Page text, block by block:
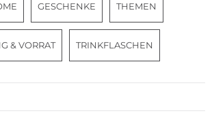
GESCHENKE THEMEN
& VORRAT TRINKFLASCHEN